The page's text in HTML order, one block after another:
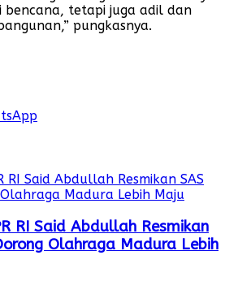
bencana, tetapi juga adil dan
pungkasnya.
RI Said Abdullah Resmikan
Olahraga Madura Lebih